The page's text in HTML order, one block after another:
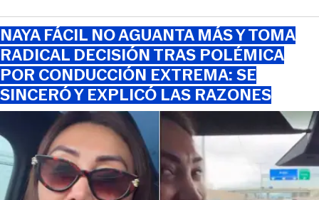
NAYA FÁCIL NO AGUANTA MÁS Y TOMA
RADICAL DECISIÓN TRAS POLÉMICA
POR CONDUCCIÓN EXTREMA: SE
SINCERÓ Y EXPLICÓ LAS RAZONES